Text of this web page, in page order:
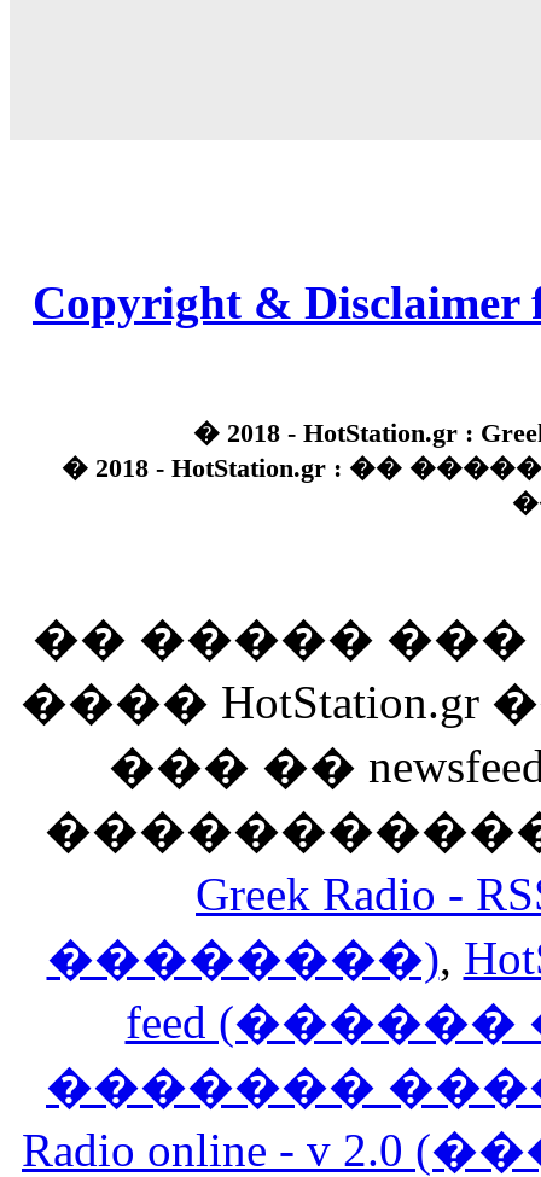
Copyright & Disclaimer
� 2018 - HotStation.gr :
� 2018 - HotStation.gr : ��
�� �����
����
��� ��
Greek Radio
��������),
feed
�������
Radio online - v